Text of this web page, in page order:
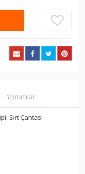
Yorumlar
Sırt Çantası